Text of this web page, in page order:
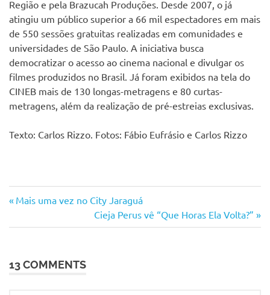
Região e pela Brazucah Produções. Desde 2007, o já
atingiu um público superior a 66 mil espectadores em mais
de 550 sessões gratuitas realizadas em comunidades e
universidades de São Paulo. A iniciativa busca
democratizar o acesso ao cinema nacional e divulgar os
filmes produzidos no Brasil. Já foram exibidos na tela do
CINEB mais de 130 longas-metragens e 80 curtas-
metragens, além da realização de pré-estreias exclusivas.
Texto: Carlos Rizzo. Fotos: Fábio Eufrásio e Carlos Rizzo
Produções
CCA
Cidálio
Navegação
de
Previous
Mais uma vez no City Jaraguá
Next
Post:
Cieja Perus vê “Que Horas Ela Volta?”
13 COMMENTS